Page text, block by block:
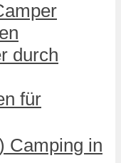
durch
für
in